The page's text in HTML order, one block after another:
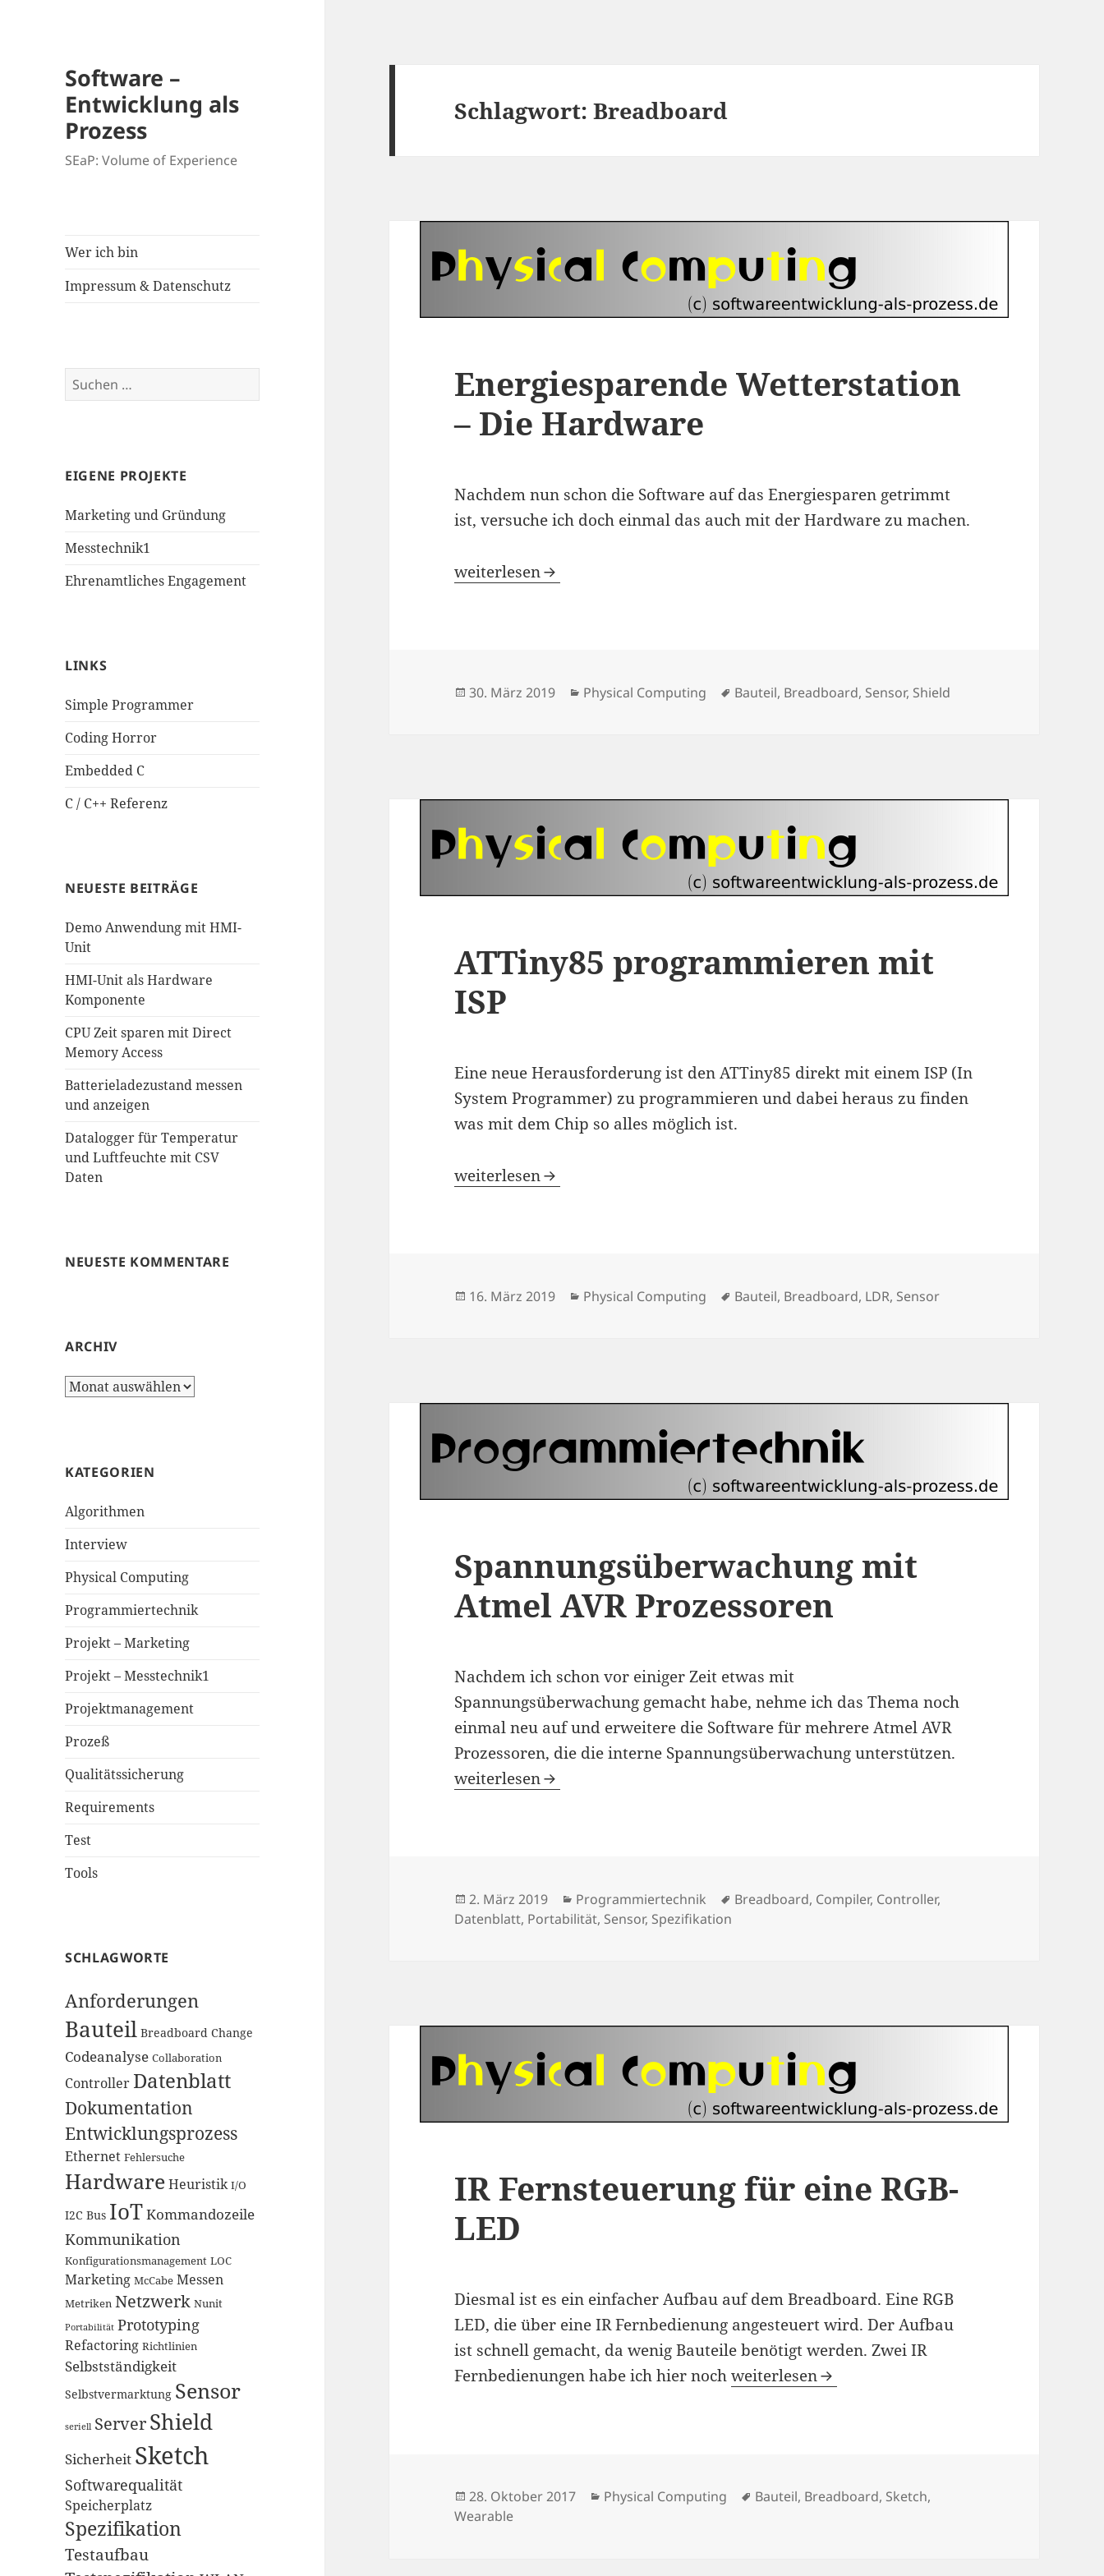
Software –
Entwicklung als
Prozess
SEaP: Volume of Experience
Wer ich bin
Impressum & Datenschutz
Suchen
nach:
EIGENE PROJEKTE
Marketing und Gründung
Messtechnik1
Ehrenamtliches Engagement
LINKS
Simple Programmer
Coding Horror
Embedded C
C / C++ Referenz
NEUESTE BEITRÄGE
Demo Anwendung mit HMI-
Unit
HMI-Unit als Hardware
Komponente
CPU Zeit sparen mit Direct
Memory Access
Batterieladezustand messen
und anzeigen
Datalogger für Temperatur
und Luftfeuchte mit CSV
Daten
NEUESTE KOMMENTARE
ARCHIV
Archiv
KATEGORIEN
Algorithmen
Interview
Physical Computing
Programmiertechnik
Projekt – Marketing
Projekt – Messtechnik1
Projektmanagement
Prozeß
Qualitätssicherung
Requirements
Test
Tools
SCHLAGWORTE
Anforderungen
Bauteil Breadboard Change
Codeanalyse Collaboration
Controller Datenblatt
Dokumentation
Entwicklungsprozess
Ethernet Fehlersuche
HardwareHeuristik I/O
I2C Bus IoTKommandozeile
Kommunikation
Konfigurationsmanagement LOC
Marketing McCabe Messen
Metriken Netzwerk Nunit
Portabilität Prototyping
Refactoring Richtlinien
Selbstständigkeit
Selbstvermarktung Sensor
seriell ServerShield
Sicherheit Sketch
Softwarequalität
Speicherplatz
Spezifikation
Testaufbau
Schlagwort:Breadboard
Energiesparende Wetterstation
– Die Hardware
Nachdem nun schon die Software auf das Energiesparen getrimmt
ist, versuche ich doch einmal das auch mit der Hardware zu machen.
Energiesparende Wetterstation – Die Hardware
weiterlesen
Veröffentlicht
30. März 2019 Kategorien
Physical Computing Schlagwörter
Bauteil, Breadboard, Sensor, Shield
ATTiny85 programmieren mit
ISP
Eine neue Herausforderung ist den ATTiny85 direkt mit einem ISP (In
System Programmer) zu programmieren und dabei heraus zu finden
was mit dem Chip so alles möglich ist.
ATTiny85 programmieren mit ISP
weiterlesen
Veröffentlicht
16. März 2019 Kategorien
Physical Computing Schlagwörter
Bauteil, Breadboard, LDR, Sensor
Spannungsüberwachung mit
Atmel AVR Prozessoren
Nachdem ich schon vor einiger Zeit etwas mit
Spannungsüberwachung gemacht habe, nehme ich das Thema noch
einmal neu auf und erweitere die Software für mehrere Atmel AVR
Prozessoren, die die interne Spannungsüberwachung unterstützen.
Spannungsüberwachung mit Atmel AVR Prozessoren
weiterlesen
Veröffentlicht
am
2. März 2019 Kategorien
Programmiertechnik Schlagwörter
Breadboard, Compiler, Controller,
Datenblatt, Portabilität, Sensor, Spezifikation
IR Fernsteuerung für eine RGB-
LED
Diesmal ist es ein einfacher Aufbau auf dem Breadboard. Eine RGB
LED, die über eine IR Fernbedienung angesteuert wird. Der Aufbau
ist schnell gemacht, da wenig Bauteile benötigt werden. Zwei IR
Fernbedienungen habe ich hier nochIR Fernsteuerung für eine RGB-LED
weiterlesen
Veröffentlicht
am
28. Oktober 2017 Kategorien
Physical Computing Schlagwörter
Bauteil, Breadboard, Sketch,
Wearable